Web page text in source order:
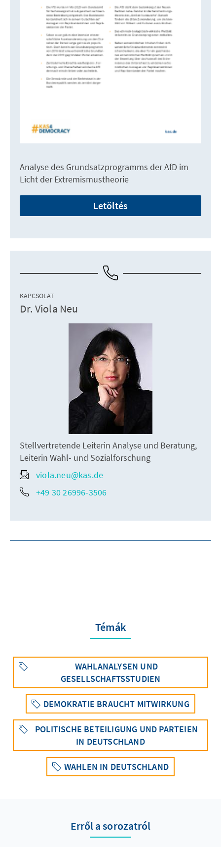
Analyse des Grundsatzprogramms der AfD im
Licht der Extremismustheorie
Letöltés
KAPCSOLAT
Dr. Viola Neu
Stellvertretende Leiterin Analyse und Beratung,
Leiterin Wahl- und Sozialforschung
viola.neu@kas.de
+49 30 26996-3506
Témák
WAHLANALYSEN UND
GESELLSCHAFTSSTUDIEN
DEMOKRATIE BRAUCHT MITWIRKUNG
POLITISCHE BETEILIGUNG UND PARTEIEN
IN DEUTSCHLAND
WAHLEN IN DEUTSCHLAND
Erről a sorozatról